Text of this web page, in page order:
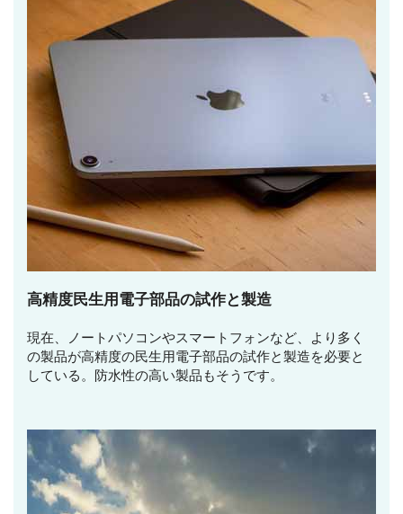
高精度民生用電子部品の試作と製造
現在、ノートパソコンやスマートフォンなど、より多く
の製品が高精度の民生用電子部品の試作と製造を必要と
している。防水性の高い製品もそうです。